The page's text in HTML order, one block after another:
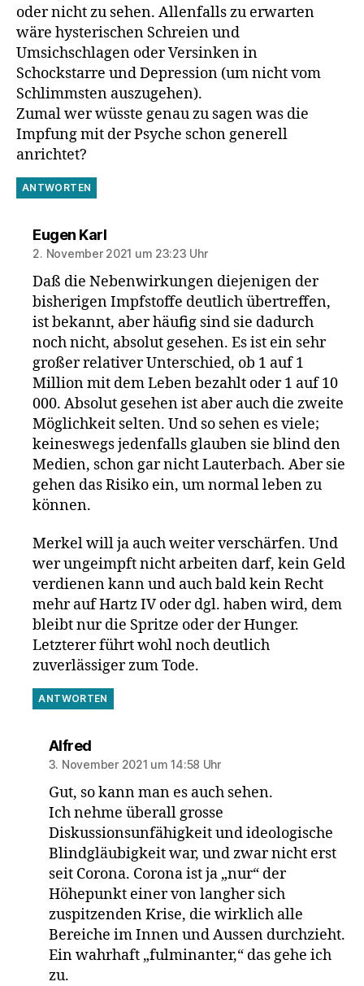
oder nicht zu sehen. Allenfalls zu erwarten
wäre hysterischen Schreien und
Umsichschlagen oder Versinken in
Schockstarre und Depression (um nicht vom
Schlimmsten auszugehen).
Zumal wer wüsste genau zu sagen was die
Impfung mit der Psyche schon generell
anrichtet?
ANTWORTEN
Eugen Karlsagt:
2. November 2021 um 23:23 Uhr
Daß die Nebenwirkungen diejenigen der
bisherigen Impfstoffe deutlich übertreffen,
ist bekannt, aber häufig sind sie dadurch
noch nicht, absolut gesehen. Es ist ein sehr
großer relativer Unterschied, ob 1 auf 1
Million mit dem Leben bezahlt oder 1 auf 10
000. Absolut gesehen ist aber auch die zweite
Möglichkeit selten. Und so sehen es viele;
keineswegs jedenfalls glauben sie blind den
Medien, schon gar nicht Lauterbach. Aber sie
gehen das Risiko ein, um normal leben zu
können.
Merkel will ja auch weiter verschärfen. Und
wer ungeimpft nicht arbeiten darf, kein Geld
verdienen kann und auch bald kein Recht
mehr auf Hartz IV oder dgl. haben wird, dem
bleibt nur die Spritze oder der Hunger.
Letzterer führt wohl noch deutlich
zuverlässiger zum Tode.
ANTWORTEN
Alfredsagt:
3. November 2021 um 14:58 Uhr
Gut, so kann man es auch sehen.
Ich nehme überall grosse
Diskussionsunfähigkeit und ideologische
Blindgläubigkeit war, und zwar nicht erst
seit Corona. Corona ist ja „nur“ der
Höhepunkt einer von langher sich
zuspitzenden Krise, die wirklich alle
Bereiche im Innen und Aussen durchzieht.
Ein wahrhaft „fulminanter,“ das gehe ich
zu.